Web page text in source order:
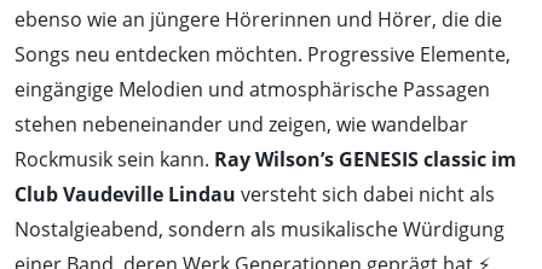
ebenso wie an jüngere Hörerinnen und Hörer, die die
Songs neu entdecken möchten. Progressive Elemente,
eingängige Melodien und atmosphärische Passagen
stehen nebeneinander und zeigen, wie wandelbar
Rockmusik sein kann. Ray Wilson’s GENESIS classic im
Club Vaudeville Lindau versteht sich dabei nicht als
Nostalgieabend, sondern als musikalische Würdigung